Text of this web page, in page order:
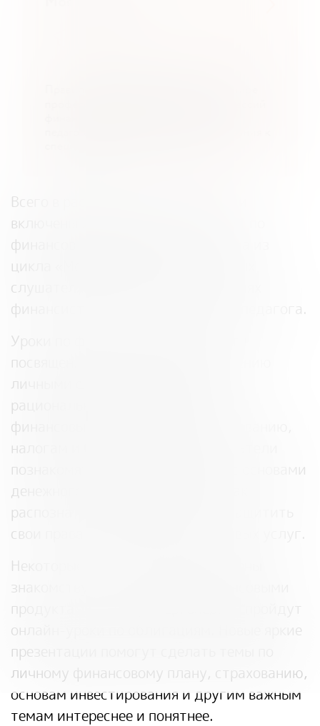
Всего в расписание осенней сессии
включены 24 актуальные темы: 21 по
финансовой грамотности и 3 урока из
цикла «Моя профессия», на которых
слушателям расскажут о профессиях
финансиста, бизнес-аналитика и педагога.
Уроки по финансовой грамотности
посвящены грамотному распоряжению
личными финансами, выбору и
рациональному использованию
финансовых инструментов, страхованию,
налогам и будущей пенсии. Слушатели
познакомятся с историей денег, с основами
денежного обращения, узнают, как
распознать кибермошенников и защитить
свои права потребителя финансовых услуг.
Некоторые занятия будут посвящены
знакомству с конкретными финансовыми
продуктами — например, впервые пройдут
онлайн-уроки по облигациям. Новые яркие
презентации помогут сделать темы по
личному финансовому плану, страхованию,
основам инвестирования и другим важным
темам интереснее и понятнее.